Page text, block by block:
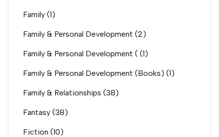
Family (1)
Family & Personal Development (2)
Family & Personal Development ( (1)
Family & Personal Development (Books) (1)
Family & Relationships (38)
Fantasy (38)
Fiction (10)